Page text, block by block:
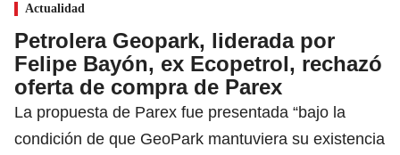
Actualidad
Petrolera Geopark, liderada por
Felipe Bayón, ex Ecopetrol, rechazó
oferta de compra de Parex
La propuesta de Parex fue presentada “bajo la
condición de que GeoPark mantuviera su existencia